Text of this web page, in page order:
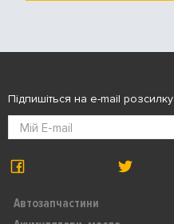
Автозапчастини
Підпишіться на e-mail розсилку